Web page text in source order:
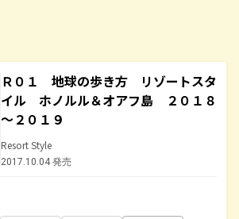
Ｒ０１ 地球の歩き方 リゾートスタ
イル ホノルル＆オアフ島 ２０１８
～２０１９
Resort Style
2017.10.04 発売